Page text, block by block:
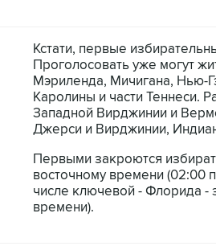
Кстати, первые
Проголосовать уже могут
Мэриленда, Мичигана, Нью-
Каролины и части Теннеси.
Западной Вирджинии и
Джерси и Вирджинии,
Первыми закроются
восточному времени (02:00
числе ключевой - Флорида -
времени).